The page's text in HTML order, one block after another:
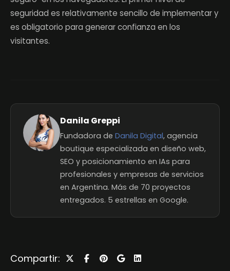
seguridad es relativamente sencillo de implementar y
es obligatorio para generar confianza en los
visitantes.
Danila Greppi
Fundadora de Danila Digital, agencia
boutique especializada en diseño web,
SEO y posicionamiento en IAs para
profesionales y empresas de servicios
en Argentina. Más de 70 proyectos
entregados. 5 estrellas en Google.
Compartir: